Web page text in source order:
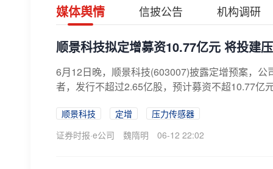
媒体舆情 信披公告 机构调研
顺景科技拟定增募资10.77亿元 将投建
6月12日晚，顺景科技(603007)披露定增预案，
者，发行不超过2.65亿股，预计募资不超10.77亿
顺景科技 定增
压力传感器
证券时报·e公司
魏隋明 06-12 22:02